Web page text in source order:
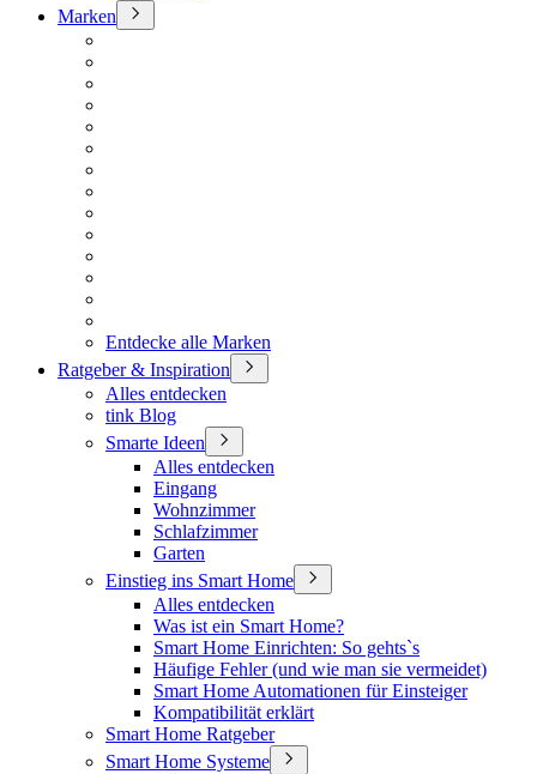
Marken
Entdecke alle Marken
Ratgeber & Inspiration
Alles entdecken
tink Blog
Smarte Ideen
Alles entdecken
Eingang
Wohnzimmer
Schlafzimmer
Garten
Einstieg ins Smart Home
Alles entdecken
Was ist ein Smart Home?
Smart Home Einrichten: So gehts`s
Häufige Fehler (und wie man sie vermeidet)
Smart Home Automationen für Einsteiger
Kompatibilität erklärt
Smart Home Ratgeber
Smart Home Systeme